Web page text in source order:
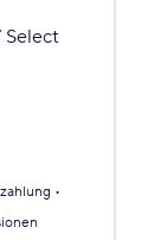
Select